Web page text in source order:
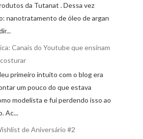
da Tutanat . Dessa vez
nanotratamento de óleo de argan
Canais do Youtube que ensinam
primeiro intuito com o blog era
um pouco do que estava
modelista e fui perdendo isso ao
Ac...
de Aniversário #2